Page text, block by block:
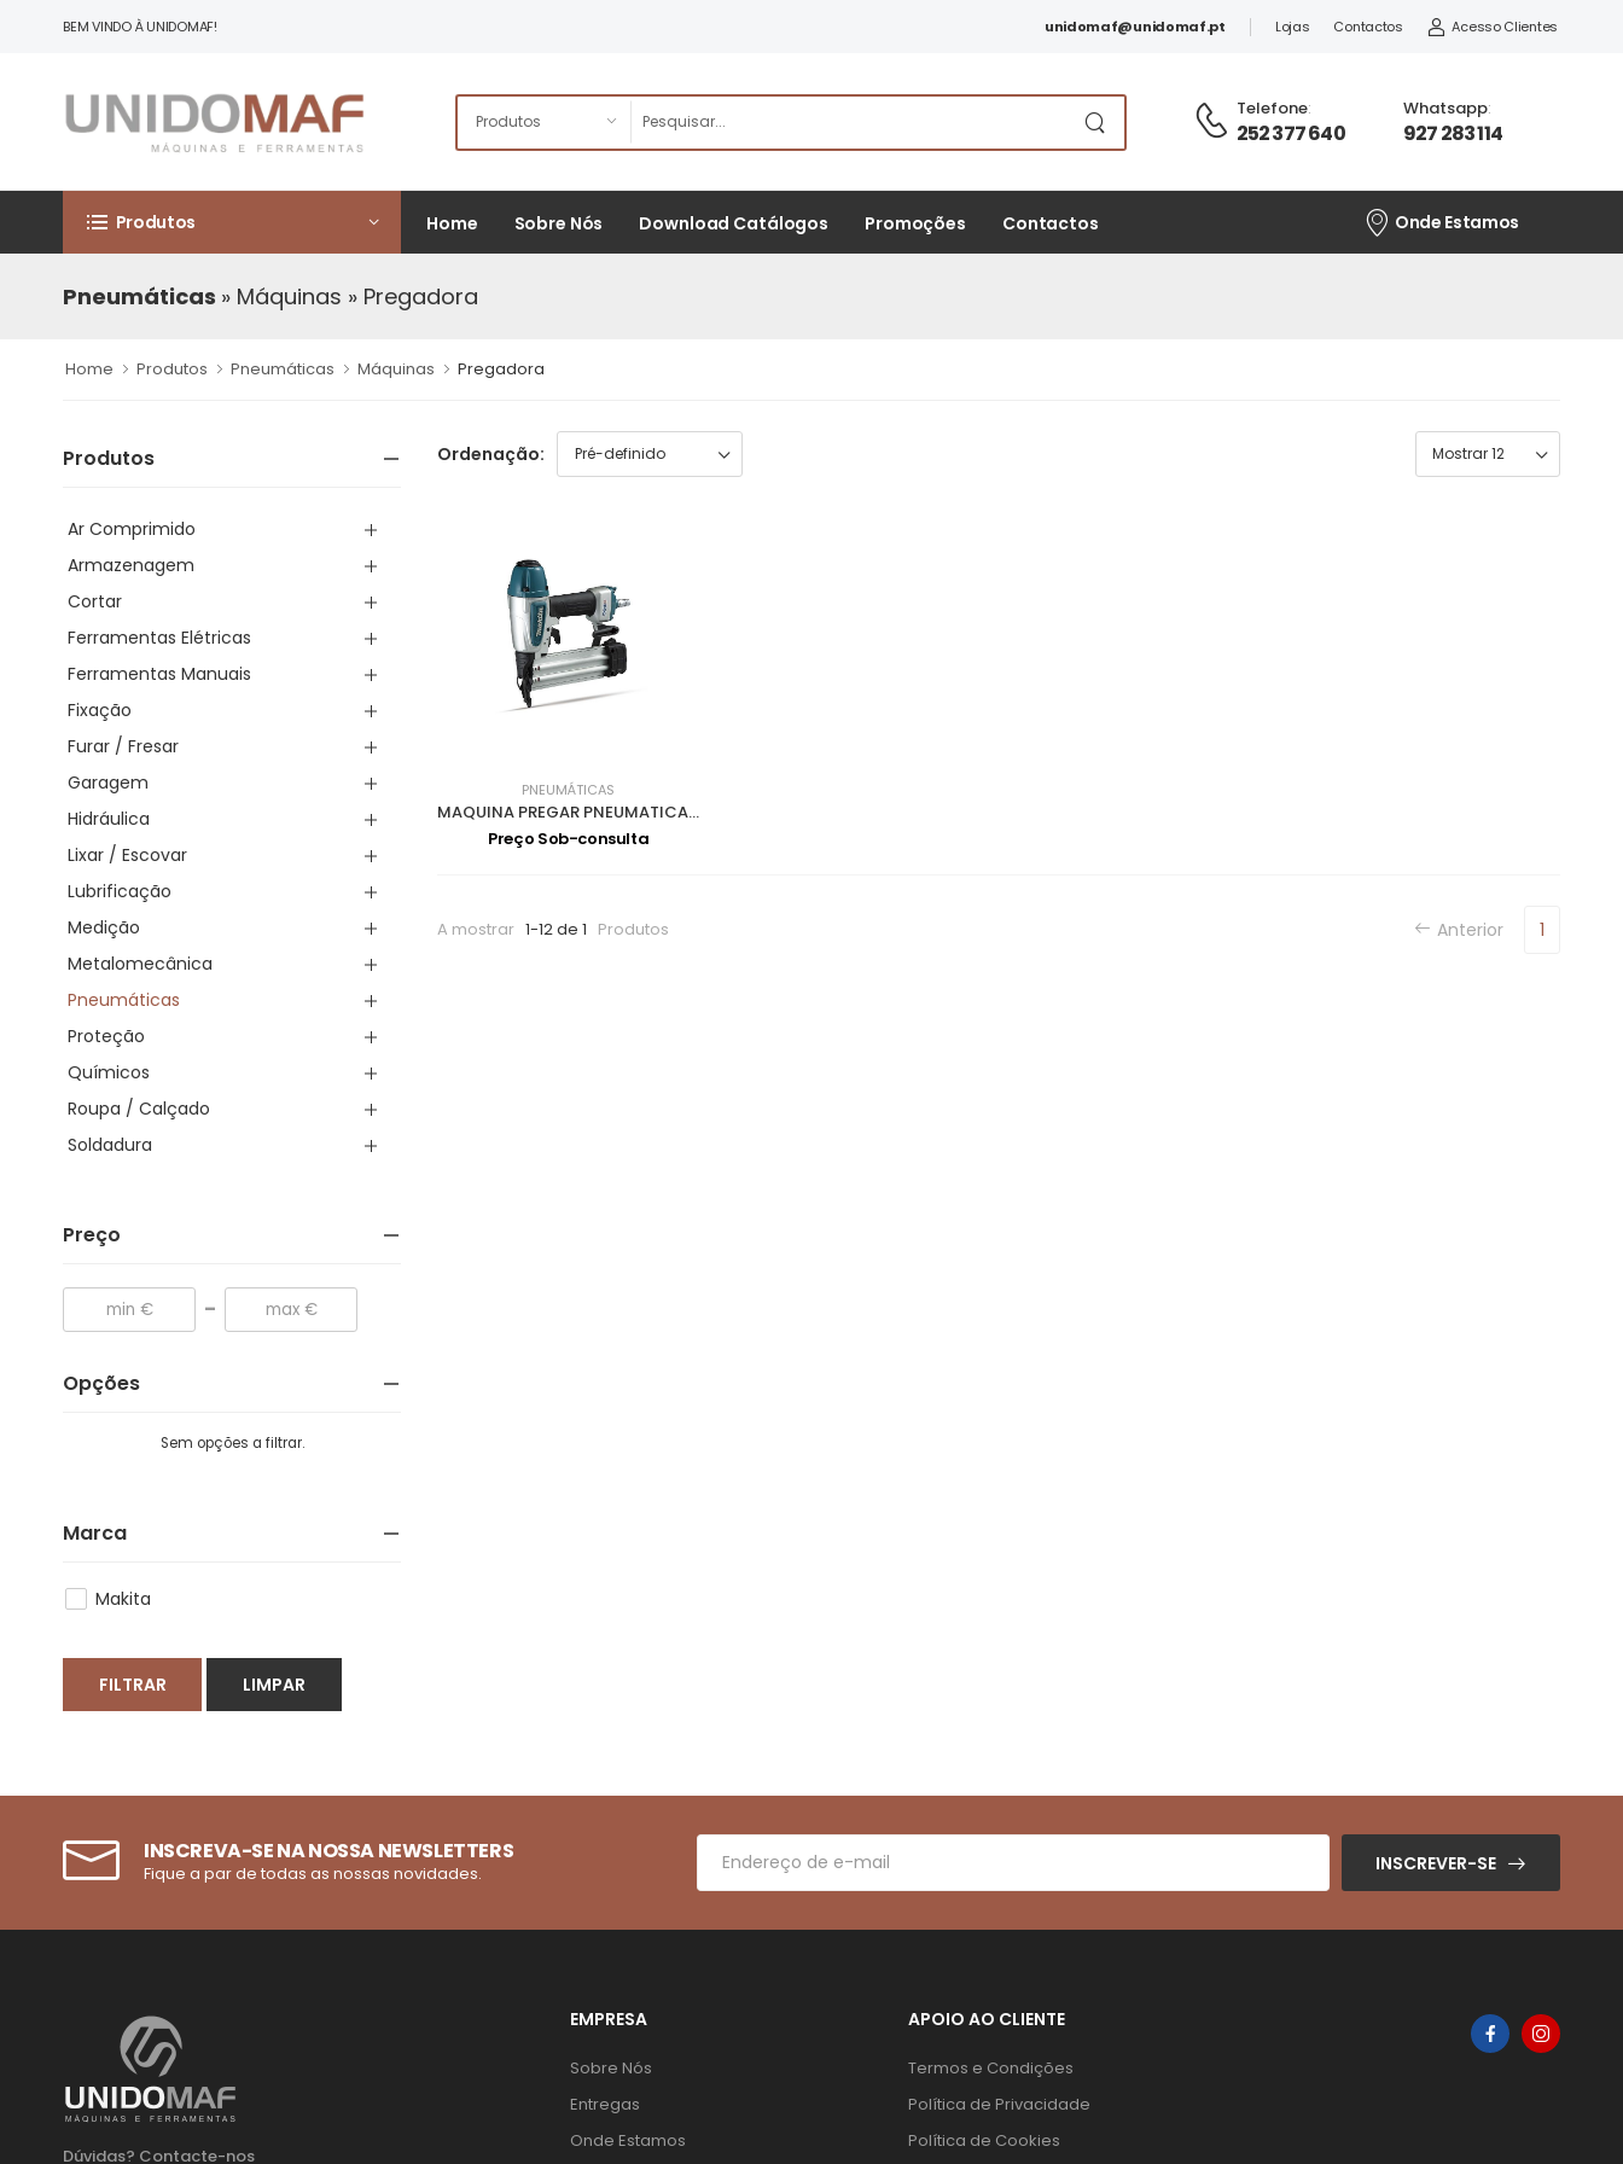
BEM VINDO À UNIDOMAF! unidomaf@unidomaf.pt Lojas Contactos Acesso Clientes
Telefone:
252 377 640
Whatsapp:
927 283 114
Produtos Home Sobre Nós Download Catálogos Promoções Contactos Onde Estamos
Pneumáticas » Máquinas » Pregadora
Home Produtos Pneumáticas Máquinas Pregadora
Produtos
Ar Comprimido
Armazenagem
Cortar
Ferramentas Elétricas
Ferramentas Manuais
Fixação
Furar / Fresar
Garagem
Hidráulica
Lixar / Escovar
Lubrificação
Medição
Metalomecânica
Pneumáticas
Proteção
Químicos
Roupa / Calçado
Soldadura
Preço
-
Opções
Sem opções a filtrar.
Marca
Makita
FILTRAR LIMPAR
Ordenação:
PNEUMÁTICAS
MAQUINA PREGAR PNEUMATICA AF506
Preço Sob-consulta
A mostrar 1-12 de 1 Produtos Anterior 1
INSCREVA-SE NA NOSSA NEWSLETTERS
Fique a par de todas as nossas novidades. INSCREVER-SE
Dúvidas? Contacte-nos
EMPRESA
Sobre Nós
Entregas
Onde Estamos
APOIO AO CLIENTE
Termos e Condições
Política de Privacidade
Política de Cookies